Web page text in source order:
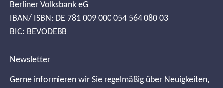
Berliner Volksbank eG
IBAN/ ISBN: DE 781 009 000 054 564 080 03
BIC: BEVODEBB
Newsletter
Gerne informieren wir Sie regelmäßig über Neuigkeiten,